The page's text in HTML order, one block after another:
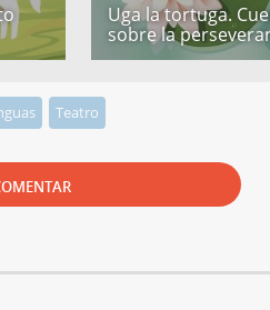
Uga la tortuga.
sobre la
Teatro